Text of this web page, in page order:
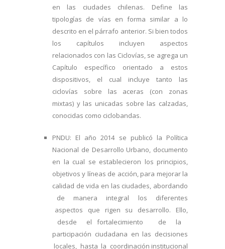
en las ciudades chilenas. Define las
tipologías de vías en forma similar a lo
descrito en el párrafo anterior. Si bien todos
los capítulos incluyen aspectos
relacionados con las Ciclovías, se agrega un
Capítulo específico orientado a estos
dispositivos, el cual incluye tanto las
ciclovías sobre las aceras (con zonas
mixtas) y las unicadas sobre las calzadas,
conocidas como ciclobandas.
PNDU: El año 2014 se publicó la Política
Nacional de Desarrollo Urbano, documento
en la cual se establecieron los principios,
objetivos y líneas de acción, para mejorar la
calidad de vida en las ciudades, abordando
de manera integral los diferentes
aspectos que rigen su desarrollo. Ello,
desde el fortalecimiento de la
participación ciudadana en las decisiones
locales, hasta la coordinación institucional